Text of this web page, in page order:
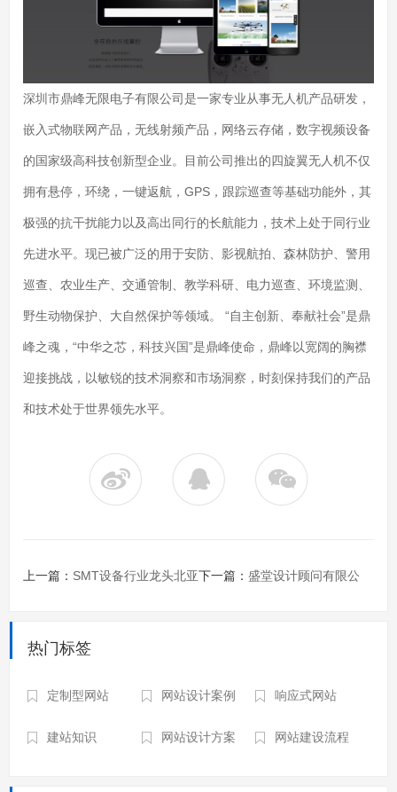
深圳市鼎峰无限电子有限公司是一家专业从事无人机产品研发，
嵌入式物联网产品，无线射频产品，网络云存储，数字视频设备
的国家级高科技创新型企业。目前公司推出的四旋翼无人机不仅
拥有悬停，环绕，一键返航，GPS，跟踪巡查等基础功能外，其
极强的抗干扰能力以及高出同行的长航能力，技术上处于同行业
先进水平。现已被广泛的用于安防、影视航拍、森林防护、警用
巡查、农业生产、交通管制、教学科研、电力巡查、环境监测、
野生动物保护、大自然保护等领域。 “自主创新、奉献社会”是鼎
峰之魂，“中华之芯，科技兴国”是鼎峰使命，鼎峰以宽阔的胸襟
迎接挑战，以敏锐的技术洞察和市场洞察，时刻保持我们的产品
和技术处于世界领先水平。
上一篇： SMT设备行业龙头北亚
美亚电子科技（深圳）有限公司
下一篇： 盛堂设计顾问有限公
热门标签
定制型网站 网站设计案例 响应式网站
建站知识 网站设计方案 网站建设流程